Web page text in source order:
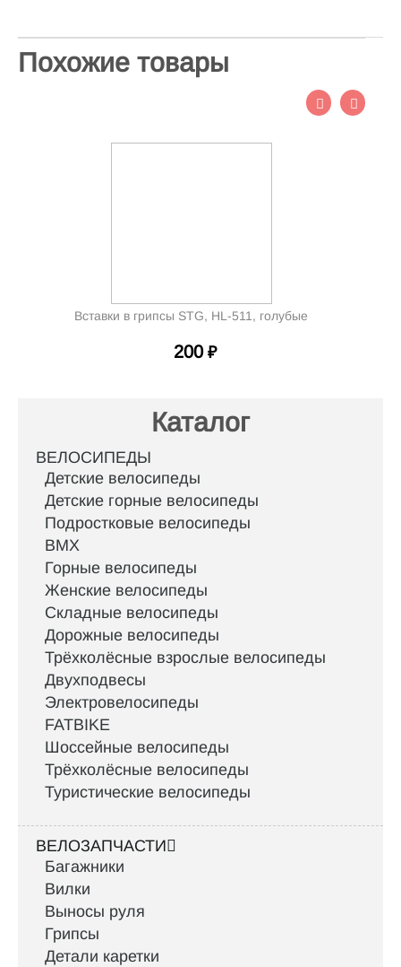
Похожие товары
Вставки в грипсы STG, HL-511, голубые
200 ₽
Каталог
ВЕЛОСИПЕДЫ
Детские велосипеды
Детские горные велосипеды
Подростковые велосипеды
BMX
Горные велосипеды
Женские велосипеды
Складные велосипеды
Дорожные велосипеды
Трёхколёсные взрослые велосипеды
Двухподвесы
Электровелосипеды
FATBIKE
Шоссейные велосипеды
Трёхколёсные велосипеды
Туристические велосипеды
ВЕЛОЗАПЧАСТИ
Багажники
Вилки
Выносы руля
Грипсы
Детали каретки